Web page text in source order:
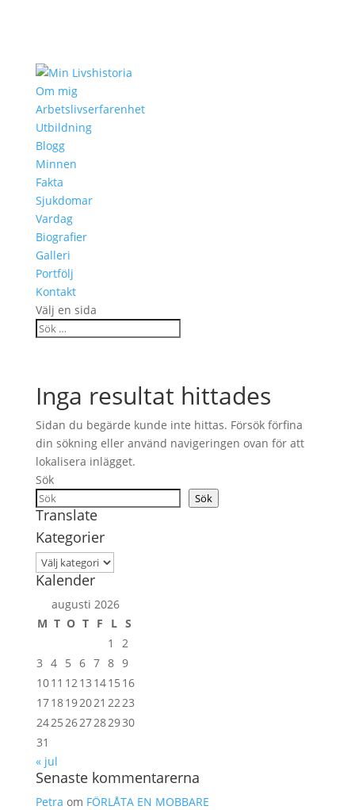
Om mig
Arbetslivserfarenhet
Utbildning
Blogg
Minnen
Fakta
Sjukdomar
Vardag
Biografier
Galleri
Portfölj
Kontakt
Välj en sida
Inga resultat hittades
Sidan du begärde kunde inte hittas. Försök förfina
din sökning eller använd navigeringen ovan för att
lokalisera inlägget.
Sök
Sök
Translate
Kategorier
Kategorier
Kalender
augusti 2026
M T O T F L S
1
2
3 4 5 6 7 8 9
1011 1213 1415 16
1718192021 2223
24252627282930
31
« jul
Senaste kommentarerna
Petra om FÖRLÅTA EN MOBBARE